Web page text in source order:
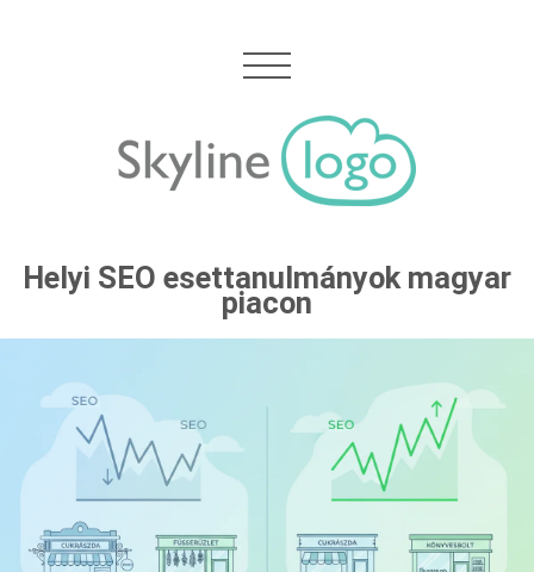
Helyi SEO esettanulmányok magyar
piacon